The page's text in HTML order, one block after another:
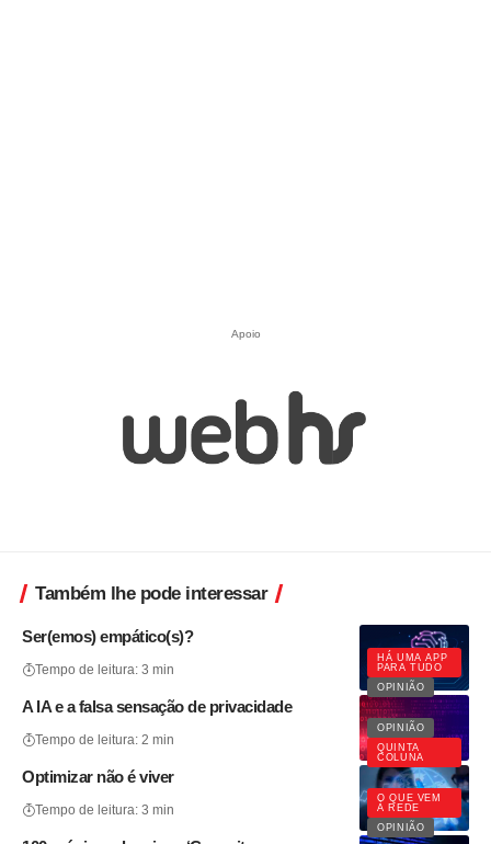
Apoio
Também lhe pode interessar
HÁ UMA APP
PARA TUDO
OPINIÃO
Ser(emos) empático(s)?
Tempo de leitura: 3 min
OPINIÃO
QUINTA
COLUNA
A IA e a falsa sensação de privacidade
Tempo de leitura: 2 min
O QUE VEM
À REDE
OPINIÃO
Optimizar não é viver
Tempo de leitura: 3 min